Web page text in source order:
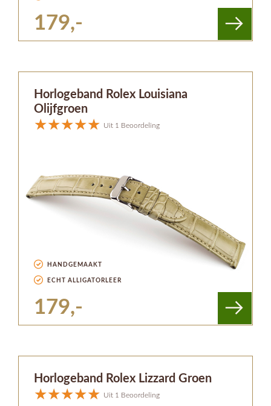
179,-
Horlogeband Rolex Louisiana
Olijfgroen
Uit 1 Beoordeling
HANDGEMAAKT
ECHT ALLIGATORLEER
179,-
Horlogeband Rolex Lizzard Groen
Uit 1 Beoordeling